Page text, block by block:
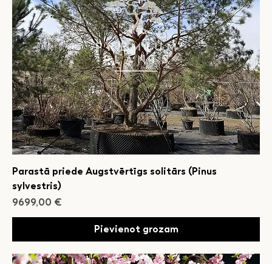
Parastā priede Augstvērtīgs solitārs (Pinus
sylvestris)
Cena
9699,00 €
Pievienot grozam